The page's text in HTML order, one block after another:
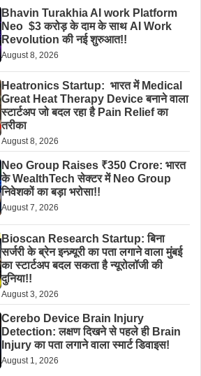
Bhavin Turakhia AI work Platform
Neo $3 करोड़ के दाम के साथ AI Work
Revolution की नई शुरुआत!!
August 8, 2026
Heatronics Startup: भारत में Medical
Great Heat Therapy Device बनाने वाला
स्टार्टअप जो बदल रहा है Pain Relief का
तरीका
August 8, 2026
Neo Group Raises ₹350 Crore: भारत
के WealthTech सेक्टर में Neo Group
निवेशकों का बड़ा भरोसा!!
August 7, 2026
Bioscan Research Startup: बिना
सर्जरी के ब्रेन इन्ज़्यूरी का पता लगाने वाला मुंबई
का स्टार्टअप बदल सकता है न्यूरोलॉजी की
दुनिया!!
August 3, 2026
Cerebo Device Brain Injury
Detection: लक्षण दिखने से पहले ही Brain
Injury का पता लगाने वाला स्मार्ट डिवाइस!
August 1, 2026